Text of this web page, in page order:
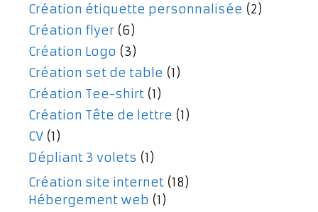
Création étiquette personnalisée (2)
Création flyer (6)
Création Logo (3)
Création set de table (1)
Création Tee-shirt (1)
Création Tête de lettre (1)
CV (1)
Dépliant 3 volets (1)
Création site internet (18)
Hébergement web (1)